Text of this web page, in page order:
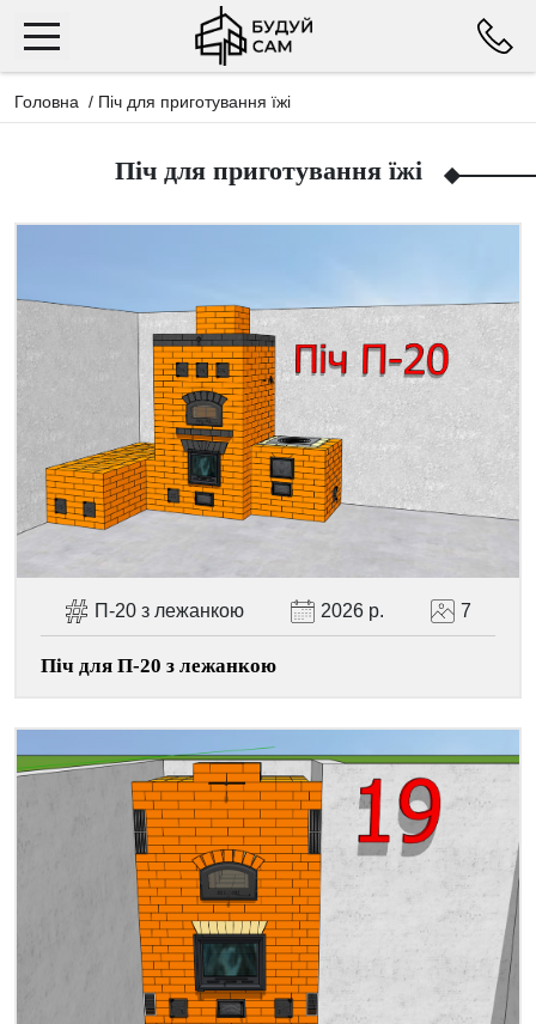
Головна / Піч для приготування їжі
Піч для приготування їжі
П-20 з лежанкою 2026 р. 7
Піч для П-20 з лежанкою